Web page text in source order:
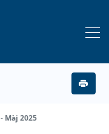
Màj 2025